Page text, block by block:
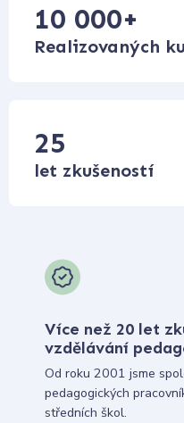
10 000+
Realizovaných
25
let zkušeností
Více než 20 let
vzdělávání
Od roku 2001 jsme
pedagogických
středních škol.